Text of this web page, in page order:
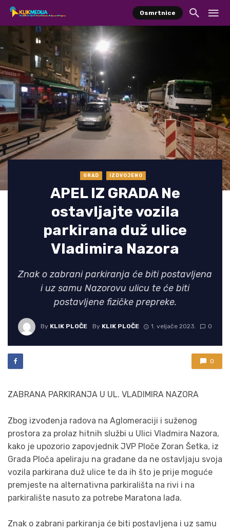
Osmrtnice
GRAD IZDVOJENO
APEL IZ GRADA Ne
ostavljajte vozila
parkirana duž ulice
Vladimira Nazora
Znak o zabrani parkiranja će biti postavljena
i uz samu Nazorovu ulicu te će biti
postavljene fizičke prepreke.
By KLIK PLOČE By KLIK PLOČE 1. veljače 2023. 0
0
ZABRANA PARKIRANJA U UL. VLADIMIRA NAZORA
Zbog izvođenja radova na Aglomeraciji i suženog
prostora za prolaz hitnih službi u Ulici Vladmira Nazora,
kako je upozorio zapovjednik JVP Ploče Zoran Šetka, iz
Grada Ploča apeliraju na građane da ne ostavljaju svoja
vozila parkirana duž ulice te da ih što je prije moguće
premjeste na alternativna parkirališta na rivi i na
parkiralište nasuto za potrebe Maratona lađa.
Znak o zabrani parkiranja će biti postavljena i uz samu